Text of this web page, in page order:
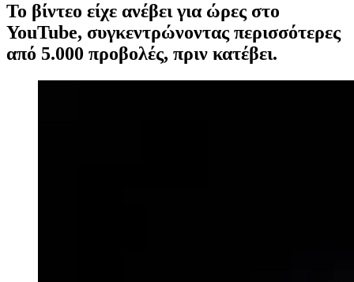
Το βίντεο είχε ανέβει για ώρες στο
YouTube, συγκεντρώνοντας περισσότερες
από 5.000 προβολές, πριν κατέβει.